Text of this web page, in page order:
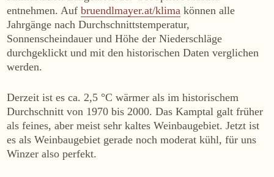
Rosé
Rotwein
Süßwein
Fizz Blanc
Fizz Rosé
Grapester Yuzu
entnehmen. Aufbruendlmayer.at/klima können alle
Jahrgänge nach Durchschnittstemperatur,
Sonnenscheindauer und Höhe der Niederschläge
durchgeklickt und mit den historischen Daten verglichen
werden.
Derzeit ist es ca. 2,5 °C wärmer als im historischem
Durchschnitt von 1970 bis 2000. Das Kamptal galt früher
als feines, aber meist sehr kaltes Weinbaugebiet. Jetzt ist
es als Weinbaugebiet gerade noch moderat kühl, für uns
Winzer also perfekt.